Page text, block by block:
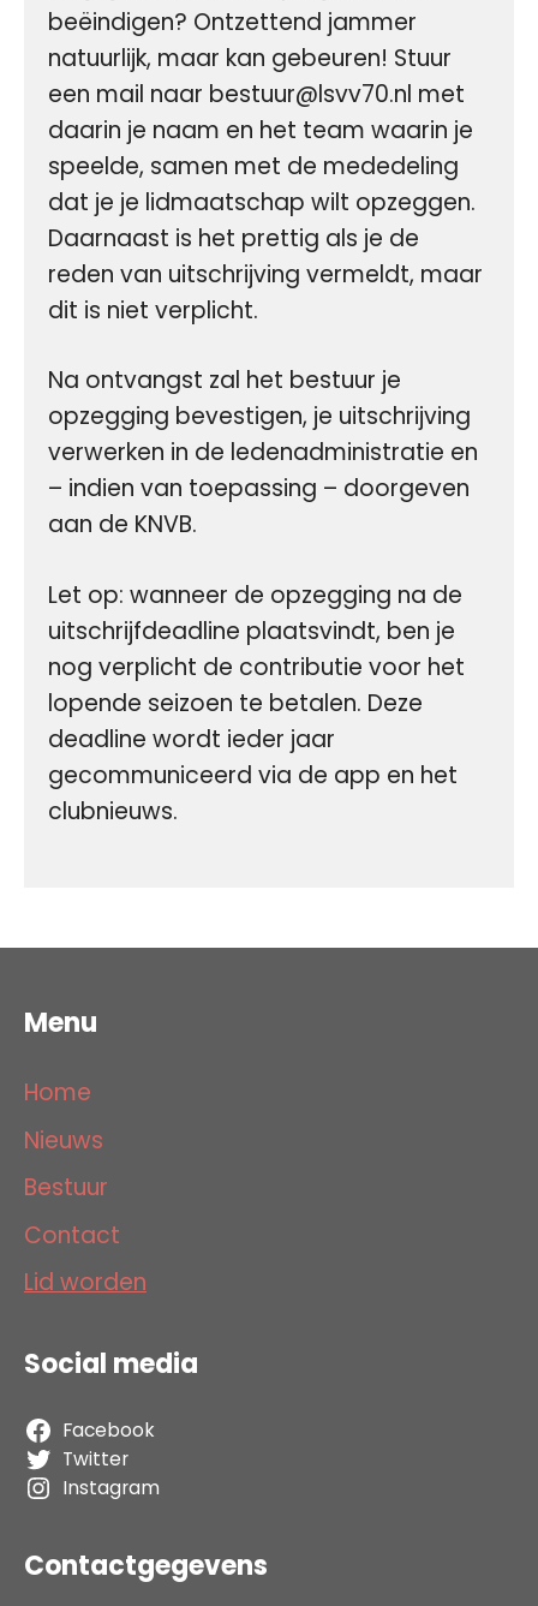
beëindigen? Ontzettend jammer
natuurlijk, maar kan gebeuren! Stuur
een mail naar bestuur@lsvv70.nl met
daarin je naam en het team waarin je
speelde, samen met de mededeling
dat je je lidmaatschap wilt opzeggen.
Daarnaast is het prettig als je de
reden van uitschrijving vermeldt, maar
dit is niet verplicht.
Na ontvangst zal het bestuur je
opzegging bevestigen, je uitschrijving
verwerken in de ledenadministratie en
– indien van toepassing – doorgeven
aan de KNVB.
Let op: wanneer de opzegging na de
uitschrijfdeadline plaatsvindt, ben je
nog verplicht de contributie voor het
lopende seizoen te betalen. Deze
deadline wordt ieder jaar
gecommuniceerd via de app en het
clubnieuws.
Menu
Home
Nieuws
Bestuur
Contact
Lid worden
Social media
Facebook
Twitter
Instagram
Contactgegevens